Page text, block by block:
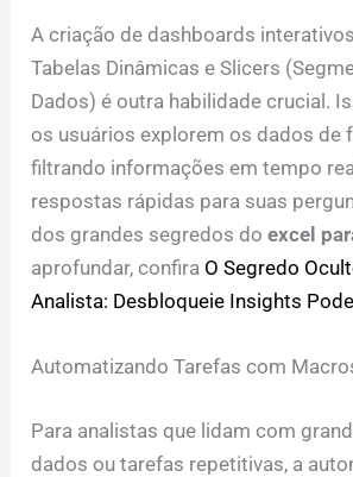
A criação de dashboards
Tabelas Dinâmicas e Slicers
Dados) é outra habilidade crucial.
os usuários explorem os dados de
filtrando informações em tempo
respostas rápidas para suas
dos grandes segredos doexcel
aprofundar, confira O Segredo
Analista: Desbloqueie Insights
Automatizando Tarefas com
Para analistas que lidam com
dados ou tarefas repetitivas, a